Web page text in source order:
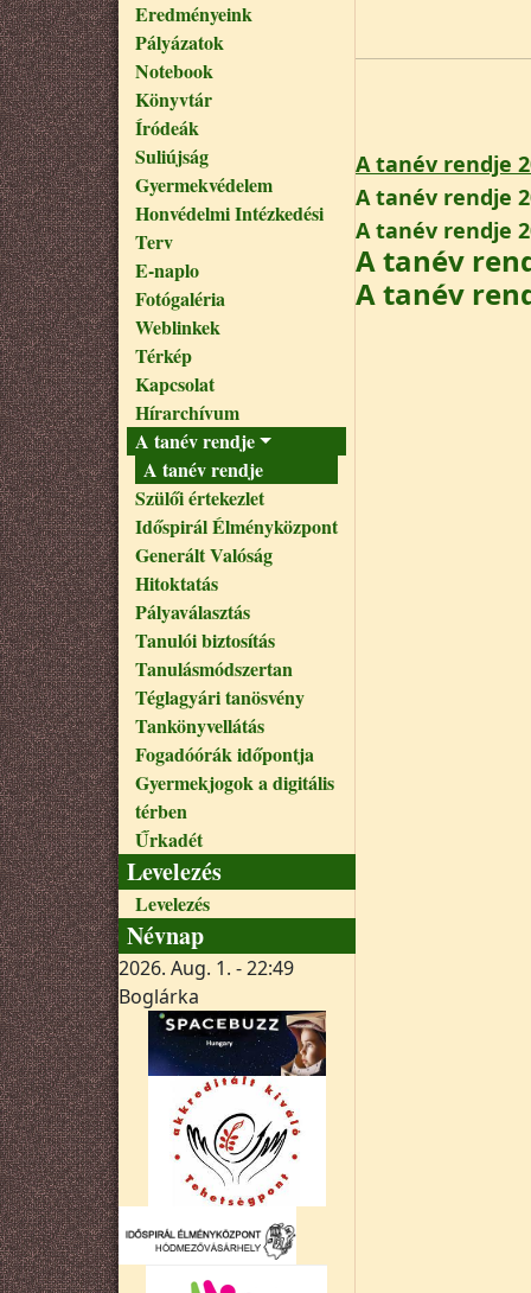
Eredményeink
Pályázatok
Notebook
Könyvtár
Íródeák
Suliújság
Gyermekvédelem
Honvédelmi Intézkedési
Terv
E-naplo
Fotógaléria
Weblinkek
Térkép
Kapcsolat
Hírarchívum
A tanév rendje
A tanév rendje
Szülői értekezlet
Időspirál Élményközpont
Generált Valóság
Hitoktatás
Pályaválasztás
Tanulói biztosítás
Tanulásmódszertan
Téglagyári tanösvény
Tankönyvellátás
Fogadóórák időpontja
Gyermekjogok a digitális
térben
Űrkadét
Levelezés
Levelezés
Névnap
2026. Aug. 1. - 22:49
Boglárka
A tanév rendje
A tanév rendje
A tanév rendje
A tanév
A tanév